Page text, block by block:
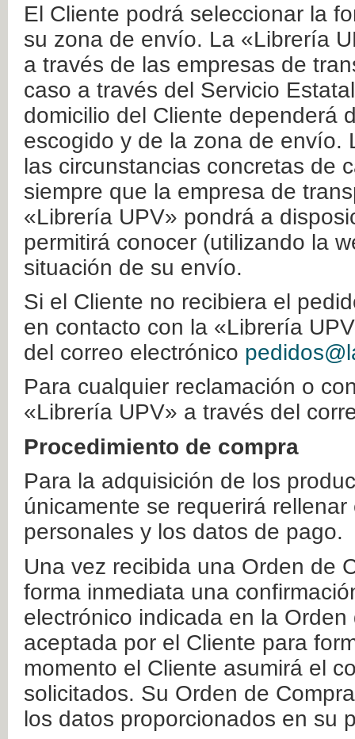
El Cliente podrá seleccionar la
su zona de envío. La «Librería
a través de las empresas de
caso a través del Servicio
domicilio del Cliente dependerá
escogido y de la zona de envío.
las circunstancias concretas de
siempre que la empresa de
«Librería UPV» pondrá a
permitirá conocer (utilizando la
situación de su envío.
Si el Cliente no recibiera el
en contacto con la «Librería
del correo electrónico
Para cualquier reclamación o
«Librería UPV» a través del
Procedimiento de compra
Para la adquisición de los
únicamente se requerirá
personales y los datos de pago.
Una vez recibida una Orden de
forma inmediata una
electrónico indicada en la
aceptada por el Cliente para
momento el Cliente asumirá el
solicitados. Su Orden de
los datos proporcionados en su